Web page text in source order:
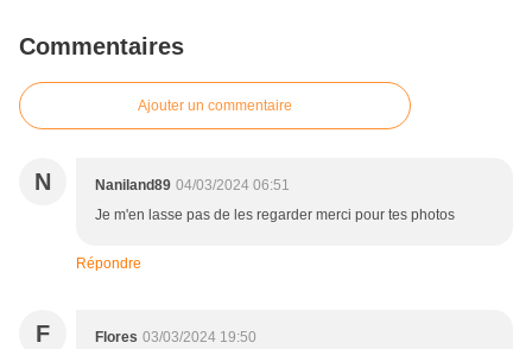
Commentaires
Ajouter un commentaire
N Naniland89 04/03/2024 06:51
Je m'en lasse pas de les regarder merci pour tes photos
Répondre
F Flores 03/03/2024 19:50